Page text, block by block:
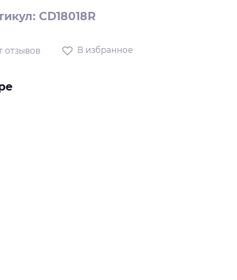
CD18018R
отзывов В избранное